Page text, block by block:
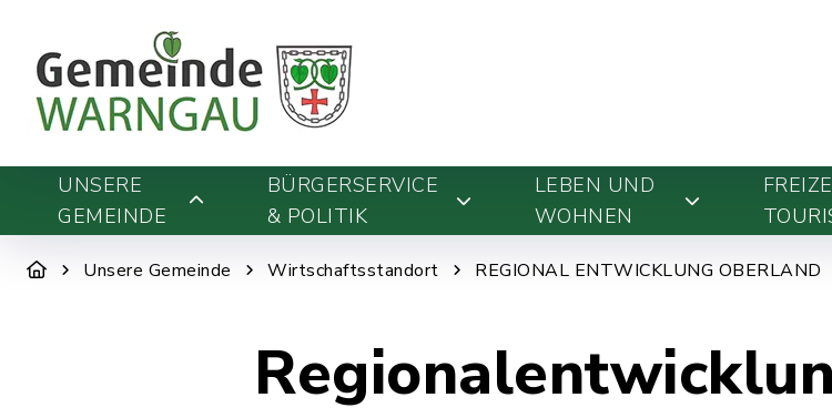
UNSERE
GEMEINDE
BÜRGERSERVICE
& POLITIK
LEBEN UND
WOHNEN
Unsere Gemeinde Wirtschaftsstandort REGIONAL ENTWICKLUNG OBERLAND